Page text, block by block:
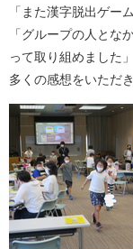
「また漢字脱出ゲー
「グループの人とな
って取り組めました
多くの感想をいただ